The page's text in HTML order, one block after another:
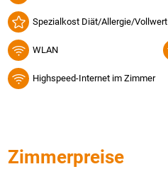
Spezialkost Diät/Allergie/Vollwert
WLAN
Highspeed-Internet im Zimmer
Zimmerpreise